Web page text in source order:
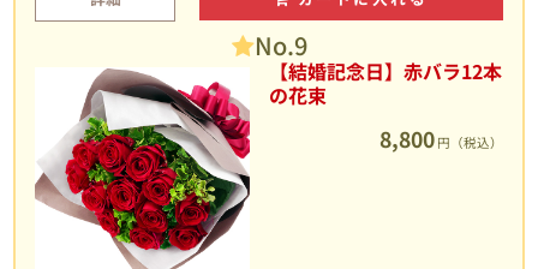
No.9
【結婚記念日】赤バラ12本
の花束
8,800 円（税込）